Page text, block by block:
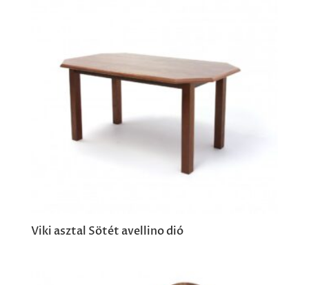
Viki asztal Sötét avellino dió